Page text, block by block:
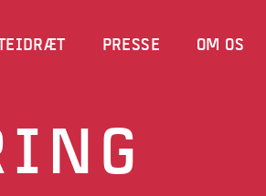
PRESSE OM OS